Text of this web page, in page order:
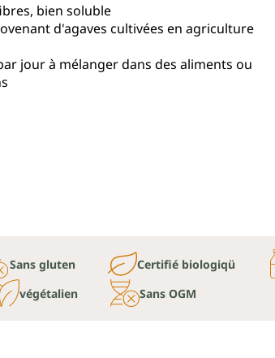
bien soluble
d'agaves cultivées en agriculture
jour à mélanger dans des aliments ou
Sans gluten Certifié biologiqü
végétalien
Sans OGM